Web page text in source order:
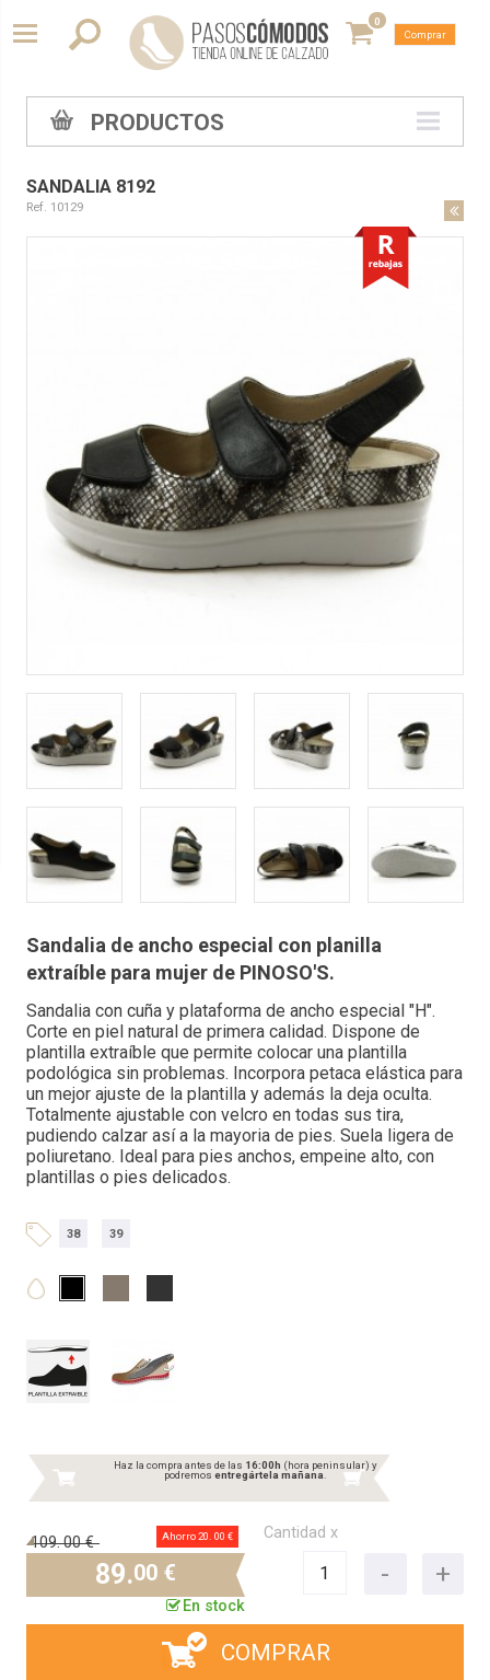
0
Comprar
PRODUCTOS
SANDALIA 8192
Ref. 10129
Sandalia de ancho especial con planilla
extraíble para mujer de PINOSO'S.
Sandalia con cuña y plataforma de ancho especial "H".
Corte en piel natural de primera calidad. Dispone de
plantilla extraíble que permite colocar una plantilla
podológica sin problemas. Incorpora petaca elástica para
un mejor ajuste de la plantilla y además la deja oculta.
Totalmente ajustable con velcro en todas sus tira,
pudiendo calzar así a la mayoria de pies. Suela ligera de
poliuretano. Ideal para pies anchos, empeine alto, con
plantillas o pies delicados.
38 39
Haz la compra antes de las 16:00h (hora peninsular) y
podremos entregártela mañana
109.00 € Ahorro 20. 00 €
89.00 €
En stock
Cantidad x
COMPRAR